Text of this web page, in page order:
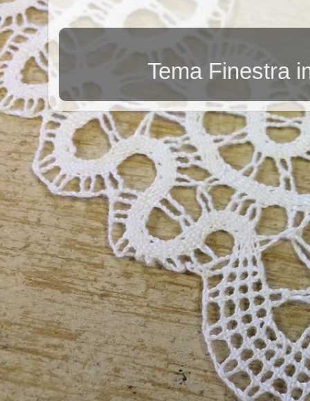
Tema Finestra